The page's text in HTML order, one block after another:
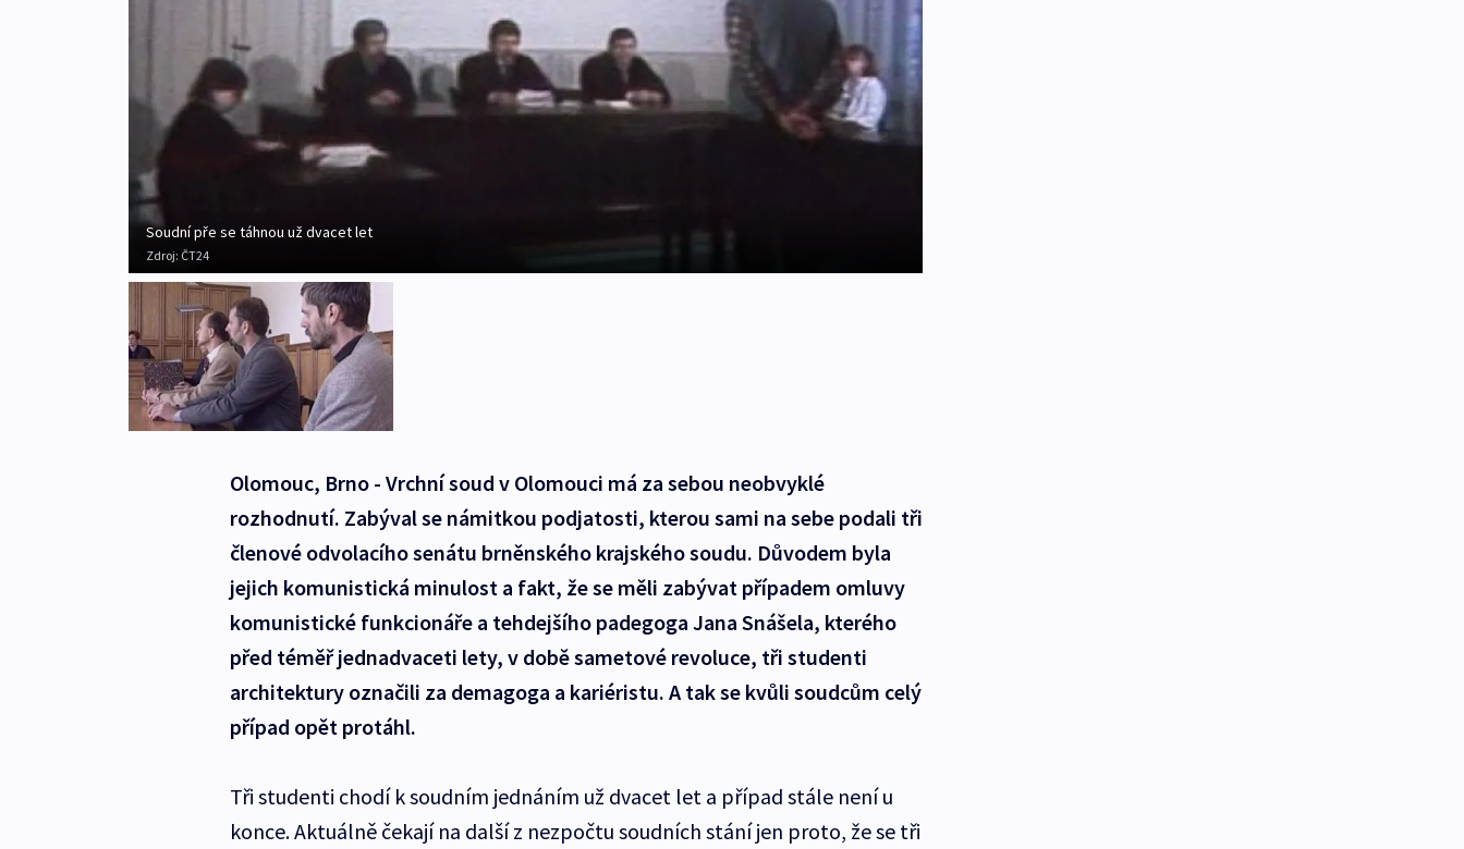
Soudní pře se táhnou už dvacet let
Zdroj: ČT24
Olomouc, Brno - Vrchní soud v Olomouci má za sebou neobvyklé
rozhodnutí. Zabýval se námitkou podjatosti, kterou sami na sebe podali tři
členové odvolacího senátu brněnského krajského soudu. Důvodem byla
jejich komunistická minulost a fakt, že se měli zabývat případem omluvy
komunistické funkcionáře a tehdejšího padegoga Jana Snášela, kterého
před téměř jednadvaceti lety, v době sametové revoluce, tři studenti
architektury označili za demagoga a kariéristu. A tak se kvůli soudcům celý
případ opět protáhl.
Tři studenti chodí k soudním jednáním už dvacet let a případ stále není u
konce. Aktuálně čekají na další z nezpočtu soudních stání jen proto, že se tři